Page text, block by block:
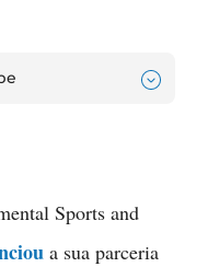
Sports and
a sua parceria